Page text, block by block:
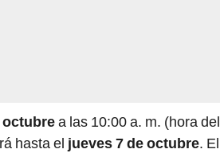
octubrea las 10:00 a. m. (hora del
hasta el jueves 7 de octubre. El